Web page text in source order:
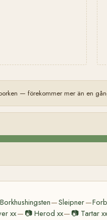
— förekommer mer än en
Borkhushingsten—Sleipner—
xx— 📷 Herod xx— 📷 Tartar xx